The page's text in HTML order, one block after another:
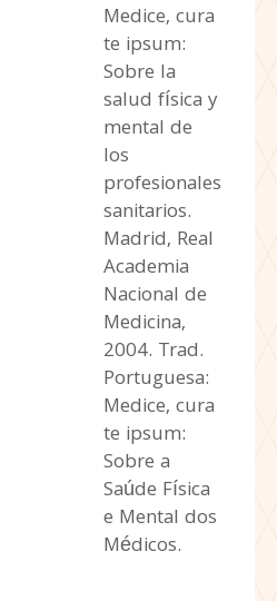
Medice, cura
te ipsum:
Sobre la
salud física y
mental de
los
profesionales
sanitarios.
Madrid, Real
Academia
Nacional de
Medicina,
2004. Trad.
Portuguesa:
Medice, cura
te ipsum:
Sobre a
Saúde Física
e Mental dos
Médicos.